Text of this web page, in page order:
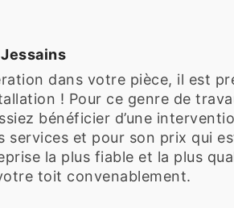
dans votre pièce, il est
! Pour ce genre de
bénéficier d’une
services et pour son prix qui
la plus fiable et la plus
toit convenablement.